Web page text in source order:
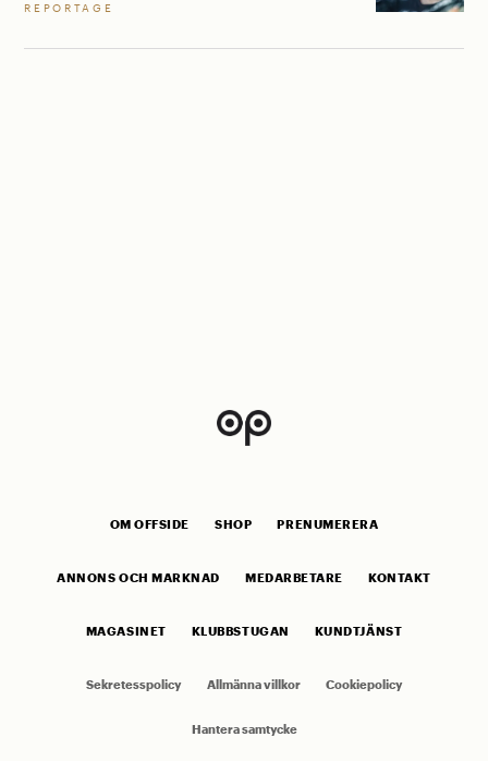
REPORTAGE
OM OFFSIDE SHOP PRENUMERERA
ANNONS OCH MARKNAD MEDARBETARE KONTAKT
MAGASINET KLUBBSTUGAN KUNDTJÄNST
Sekretesspolicy Allmänna villkor Cookiepolicy
Hantera samtycke